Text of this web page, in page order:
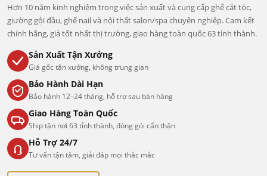
Hơn 10 năm kinh nghiệm trong việc sản xuất và cung cấp ghế cắt tóc,
giường gội đầu, ghế nail và nội thất salon/spa chuyên nghiệp. Cam kết
chính hãng, giá tốt nhất thị trường, giao hàng toàn quốc 63 tỉnh thành.
Sản Xuất Tận Xưởng
Giá gốc tận xưởng, không trung gian
Bảo Hành Dài Hạn
Bảo hành 12–24 tháng, hỗ trợ sau bán hàng
Giao Hàng Toàn Quốc
Ship tận nơi 63 tỉnh thành, đóng gói cẩn thận
Hỗ Trợ 24/7
Tư vấn tận tâm, giải đáp mọi thắc mắc